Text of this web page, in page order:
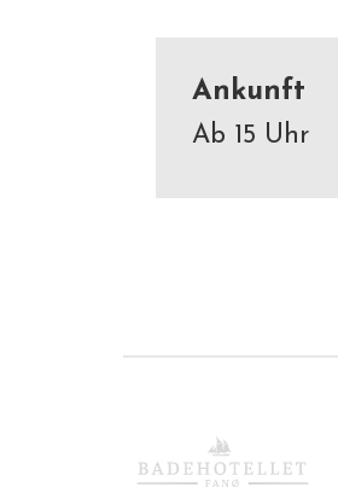
Ankunft
Ab 15 Uhr